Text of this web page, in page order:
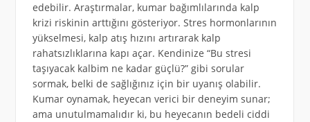
edebilir. Araştırmalar, kumar bağımlılarında kalp
krizi riskinin arttığını gösteriyor. Stres hormonlarının
yükselmesi, kalp atış hızını artırarak kalp
rahatsızlıklarına kapı açar. Kendinize “Bu stresi
taşıyacak kalbim ne kadar güçlü?” gibi sorular
sormak, belki de sağlığınız için bir uyanış olabilir.
Kumar oynamak, heyecan verici bir deneyim sunar;
ama unutulmamalıdır ki, bu heyecanın bedeli ciddi